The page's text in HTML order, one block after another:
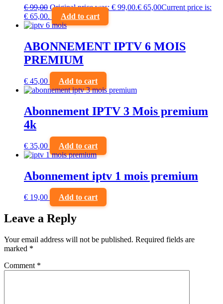
€99,00 Original price was: € 99,00.€ 65,00Current price is:
€ 65,00.
Add to cart
ABONNEMENT IPTV 6 MOIS
PREMIUM
€ 45,00 Add to cart
Abonnement IPTV 3 Mois premium
4k
€ 35,00 Add to cart
Abonnement iptv 1 mois premium
€ 19,00 Add to cart
Leave a Reply
Your email address will not be published. Required fields are
marked *
Comment *